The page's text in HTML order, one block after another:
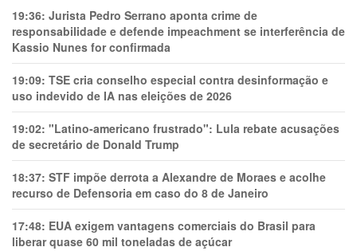
19:36: Jurista Pedro Serrano aponta crime de
responsabilidade e defende impeachment se interferência de
Kassio Nunes for confirmada
19:09: TSE cria conselho especial contra desinformação e
uso indevido de IA nas eleições de 2026
19:02: "Latino-americano frustrado": Lula rebate acusações
de secretário de Donald Trump
18:37: STF impõe derrota a Alexandre de Moraes e acolhe
recurso de Defensoria em caso do 8 de Janeiro
17:48: EUA exigem vantagens comerciais do Brasil para
liberar quase 60 mil toneladas de açúcar